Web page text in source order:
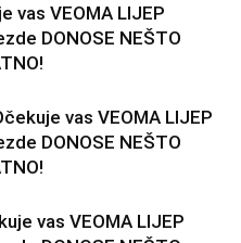
vas VEOMA LIJEP
DONOSE NEŠTO
vas VEOMA LIJEP
DONOSE NEŠTO
vas VEOMA LIJEP